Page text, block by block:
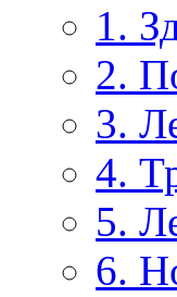
1.
2.
3.
4.
5.
6.